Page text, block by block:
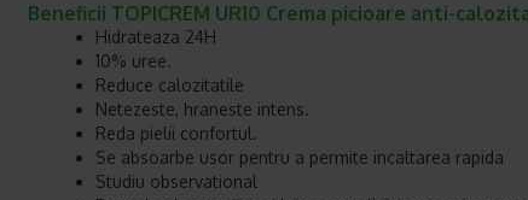
Beneficii TOPICREM UR10 Crema picioare anti-
Hidrateaza 24H
10% uree.
Reduce calozitatile
Netezeste, hraneste intens.
Reda pielii confortul.
Se absoarbe usor pentru a permite incaltarea rapida
Studiu observational